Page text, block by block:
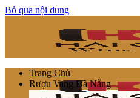
Bỏ qua nội dung
Trang Chủ
Rượu Vang Đà Nẵng